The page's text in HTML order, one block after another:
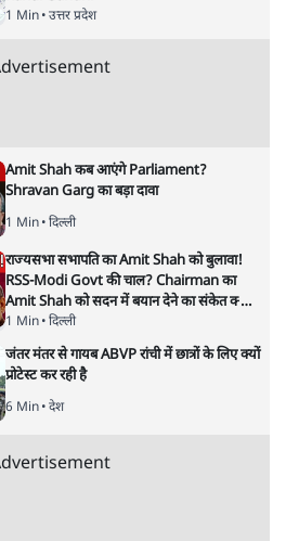
राहुल गांधी ने प्रयागराज में जेन ज़ी को झकझोरा- 3D
"40 करोड़ युवाओं की ताकत!" Prayagraj में
Rahul Gandhi ने क्यों कही दर्द, डाटा, दौलत की
बात?
1 Min• उत्तर प्रदेश
'Chhatron Ki Goonj' Political War! Ajay
Rai, Tarun Chugh & Shatrughan on
Rahul Gandhi
1 Min• उत्तर प्रदेश
Advertisement
Amit Shah कब आएंगे Parliament?